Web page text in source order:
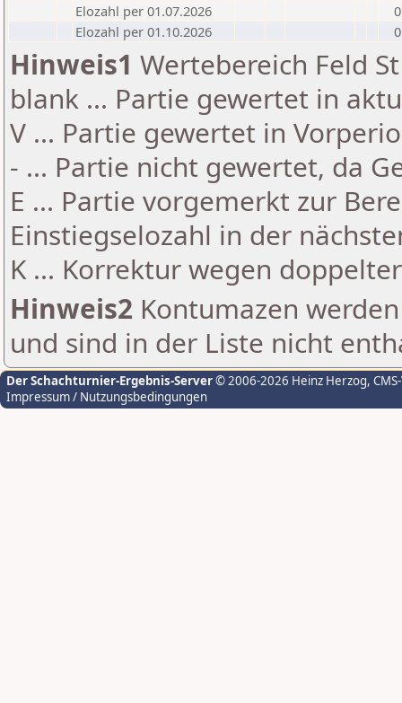
Elozahl per 01.07.2026
0
Elozahl per 01.10.2026
0
Hinweis1 Wertebereich Feld
blank ... Partie gewertet in
V ... Partie gewertet in
- ... Partie nicht gewertet, da
E ... Partie vorgemerkt zur
Einstiegselozahl in der
K ... Korrektur wegen
Hinweis2 Kontumazen
und sind in der Liste nicht
Der Schachturnier-Ergebnis-Server© 2006-2026 Heinz Herzog,
Impressum / Nutzungsbedingungen